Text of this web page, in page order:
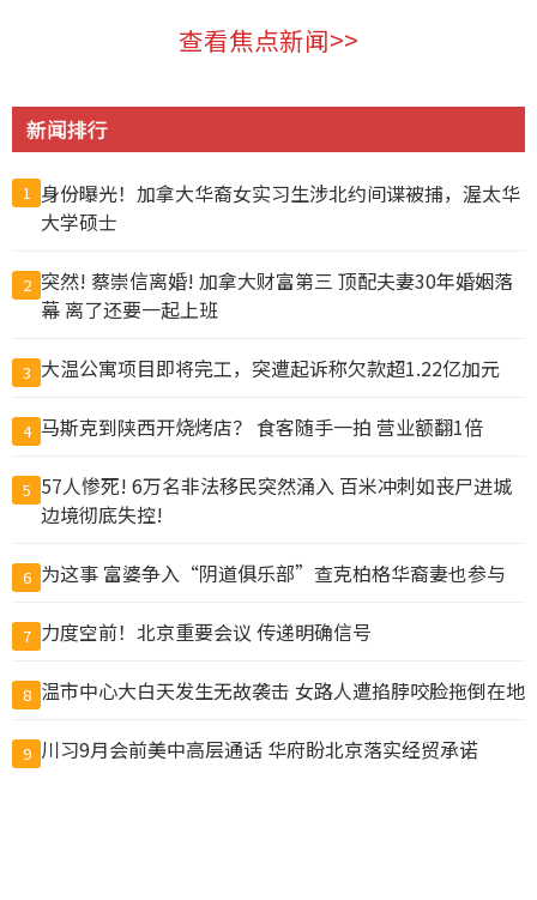
查看焦点新闻>>
新闻排行
1
身份曝光！加拿大华裔女实习生涉北约间谍被捕，渥太华
大学硕士
2 突然! 蔡崇信离婚! 加拿大财富第三 顶配夫妻30年婚姻落
幕 离了还要一起上班
3 大温公寓项目即将完工，突遭起诉称欠款超1.22亿加元
4 马斯克到陕西开烧烤店？ 食客随手一拍 营业额翻1倍
5 57人惨死! 6万名非法移民突然涌入 百米冲刺如丧尸进城
边境彻底失控!
6 为这事 富婆争入“阴道俱乐部”查克柏格华裔妻也参与
7 力度空前！北京重要会议 传递明确信号
8 温市中心大白天发生无故袭击 女路人遭掐脖咬脸拖倒在地
9 川习9月会前美中高层通话 华府盼北京落实经贸承诺